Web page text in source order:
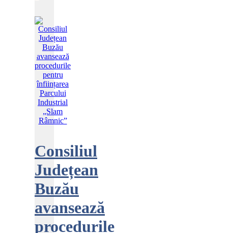
Consiliul
Județean
Buzău
avansează
procedurile